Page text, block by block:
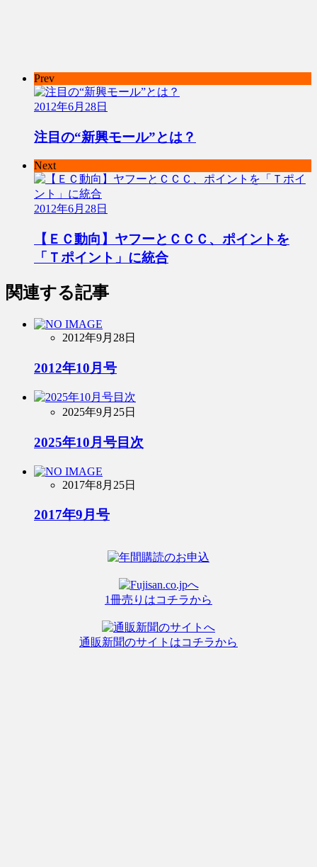
Prev
2012年6月28日
注目の“新興モール”とは？
Next
2012年6月28日
【ＥＣ動向】ヤフーとＣＣＣ、ポイントを
「Ｔポイント」に統合
関連する記事
2012年9月28日
2012年10月号
2025年9月25日
2025年10月号目次
2017年8月25日
2017年9月号
1冊売りはコチラから
通販新聞のサイトはコチラから